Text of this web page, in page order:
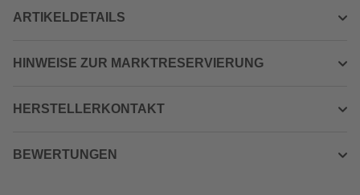
ARTIKELDETAILS
HINWEISE ZUR MARKTRESERVIERUNG
HERSTELLERKONTAKT
BEWERTUNGEN